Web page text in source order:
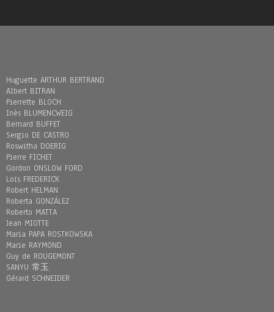
Huguette ARTHUR BERTRAND
Albert BITRAN
Pierrette BLOCH
Inès BLUMENCWEIG
Bernard BUFFET
Sergio DE CASTRO
Roswitha DOERIG
Pierre FICHET
Gordon ONSLOW FORD
Loïs FREDERICK
Robert HELMAN
Roberta GONZÁLEZ
Roberto MATTA
Jean MIOTTE
Maria PAPA ROSTKOWSKA
Marie RAYMOND
Guy de ROUGEMONT
SANYU 常玉
Gérard SCHNEIDER